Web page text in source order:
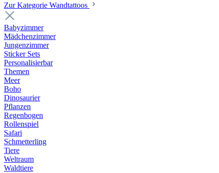
Zur Kategorie Wandtattoos
Babyzimmer
Mädchenzimmer
Jungenzimmer
Sticker Sets
Personalisierbar
Themen
Meer
Boho
Dinosaurier
Pflanzen
Regenbogen
Rollenspiel
Safari
Schmetterling
Tiere
Weltraum
Waldtiere